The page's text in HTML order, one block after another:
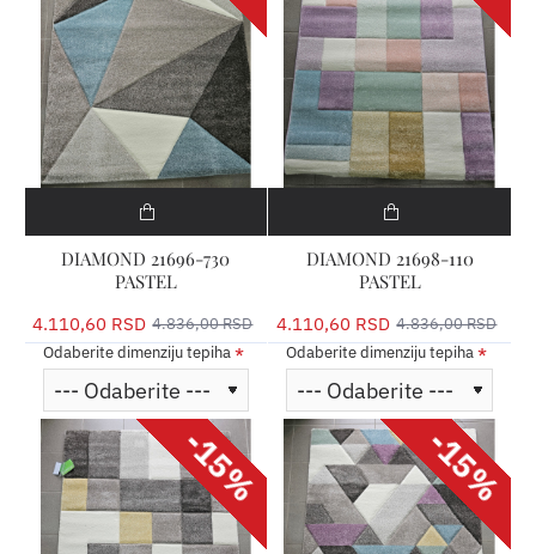
DIAMOND 21696-730
PASTEL
4.110,60 RSD 4.836,00 RSD
Odaberite dimenziju tepiha
DIAMOND 21698-110
PASTEL
4.110,60 RSD 4.836,00 RSD
Odaberite dimenziju tepiha
-15% -15%